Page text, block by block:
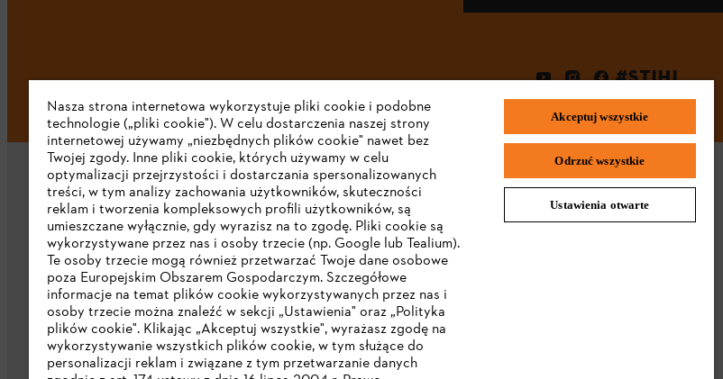
#STIHL
Firma
O nas
Pobierz katalog
STIHL Integrity Line
Nasza strona internetowa wykorzystuje pliki cookie i podobne
technologie („pliki cookie"). W celu dostarczenia naszej strony
internetowej używamy „niezbędnych plików cookie" nawet bez
Twojej zgody. Inne pliki cookie, których używamy w celu
optymalizacji przejrzystości i dostarczania spersonalizowanych
treści, w tym analizy zachowania użytkowników, skuteczności
reklam i tworzenia kompleksowych profili użytkowników, są
umieszczane wyłącznie, gdy wyrazisz na to zgodę. Pliki cookie są
wykorzystywane przez nas i osoby trzecie (np. Google lub Tealium).
Te osoby trzecie mogą również przetwarzać Twoje dane osobowe
poza Europejskim Obszarem Gospodarczym. Szczegółowe
informacje na temat plików cookie wykorzystywanych przez nas i
osoby trzecie można znaleźć w sekcji „Ustawienia" oraz „Polityka
plików cookie". Klikając „Akceptuj wszystkie", wyrażasz zgodę na
wykorzystywanie wszystkich plików cookie, w tym służące do
personalizacji reklam i związane z tym przetwarzanie danych
Akceptuj wszystkie
Odrzuć wszystkie
Ustawienia otwarte